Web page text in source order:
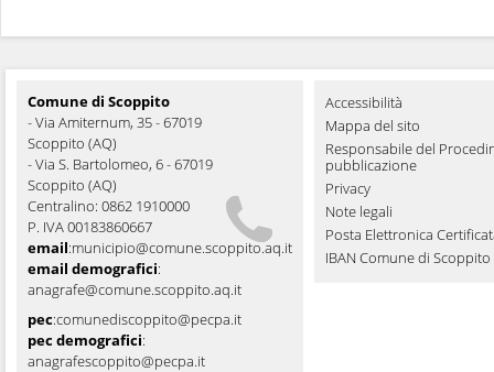
Comune di Scoppito
- Via Amiternum, 35 - 67019
Scoppito (AQ)
- Via S. Bartolomeo, 6 - 67019
Scoppito (AQ)
Centralino: 0862 1910000
P. IVA 00183860667
email:municipio@comune.scoppito.aq.it
email demografici:
anagrafe@comune.scoppito.aq.it
pec:comunediscoppito@pecpa.it
pec demografici:
anagrafescoppito@pecpa.it
Accessibilità
Mappa del sito
Responsabile del
pubblicazione
Privacy
Note legali
Posta Elettronica
IBAN Comune di Scoppito